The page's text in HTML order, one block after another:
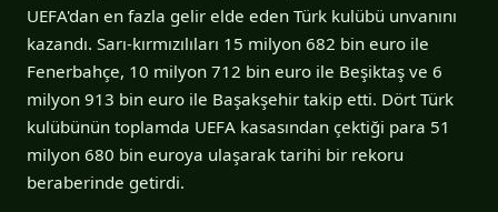
UEFA'dan en fazla gelir elde eden Türk kulübü unvanını
kazandı. Sarı-kırmızılıları 15 milyon 682 bin euro ile
Fenerbahçe, 10 milyon 712 bin euro ile Beşiktaş ve 6
milyon 913 bin euro ile Başakşehir takip etti. Dört Türk
kulübünün toplamda UEFA kasasından çektiği para 51
milyon 680 bin euroya ulaşarak tarihi bir rekoru
beraberinde getirdi.